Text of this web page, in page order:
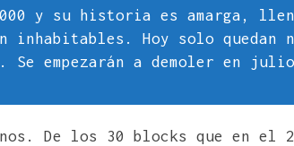
y su historia es amarga,
inhabitables. Hoy solo quedan
empezarán a demoler en
De los 30 blocks que en el